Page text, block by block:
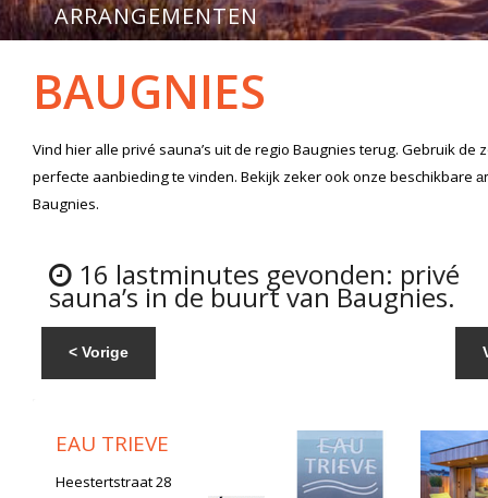
ARRANGEMENTEN
BAUGNIES
Vind hier alle privé sauna’s uit de regio Baugniesterug. Gebruik de
perfecte aanbieding te vinden. Bekijk zeker ook onze beschikbare
Baugnies.
16 lastminutes gevonden: privé
sauna’s in de buurt van Baugnies.
< Vorige
EAU TRIEVE
Heestertstraat 28